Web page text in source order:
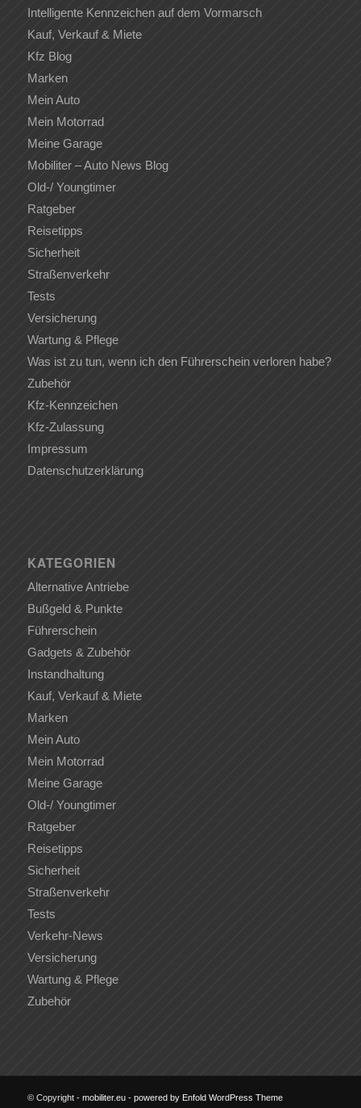
Intelligente Kennzeichen auf dem Vormarsch
Kauf, Verkauf & Miete
Kfz Blog
Marken
Mein Auto
Mein Motorrad
Meine Garage
Mobiliter – Auto News Blog
Old-/ Youngtimer
Ratgeber
Reisetipps
Sicherheit
Straßenverkehr
Tests
Versicherung
Wartung & Pflege
Was ist zu tun, wenn ich den Führerschein verloren habe?
Zubehör
Kfz-Kennzeichen
Kfz-Zulassung
Impressum
Datenschutzerklärung
KATEGORIEN
Alternative Antriebe
Bußgeld & Punkte
Führerschein
Gadgets & Zubehör
Instandhaltung
Kauf, Verkauf & Miete
Marken
Mein Auto
Mein Motorrad
Meine Garage
Old-/ Youngtimer
Ratgeber
Reisetipps
Sicherheit
Straßenverkehr
Tests
Verkehr-News
Versicherung
Wartung & Pflege
Zubehör
© Copyright - mobiliter.eu- powered by Enfold WordPress Theme